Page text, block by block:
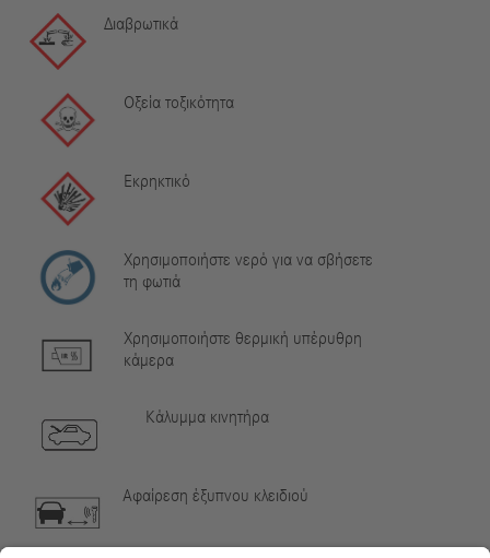
Διαβρωτικά
Οξεία τοξικότητα
Εκρηκτικό
Χρησιμοποιήστε νερό για να σβήσετε
τη φωτιά
Χρησιμοποιήστε θερμική υπέρυθρη
κάμερα
Κάλυμμα κινητήρα
Αφαίρεση έξυπνου κλειδιού